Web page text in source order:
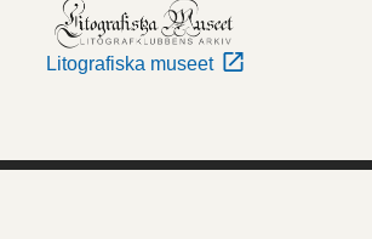
Litografiska museet